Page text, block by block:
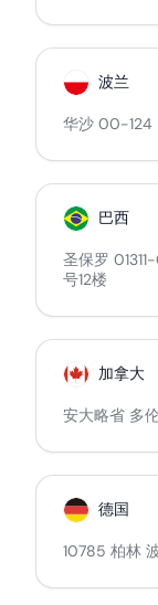
波兰
华沙 00-124
巴西
圣保罗
号12楼
加拿大
安大略省 多
德国
10785 柏林